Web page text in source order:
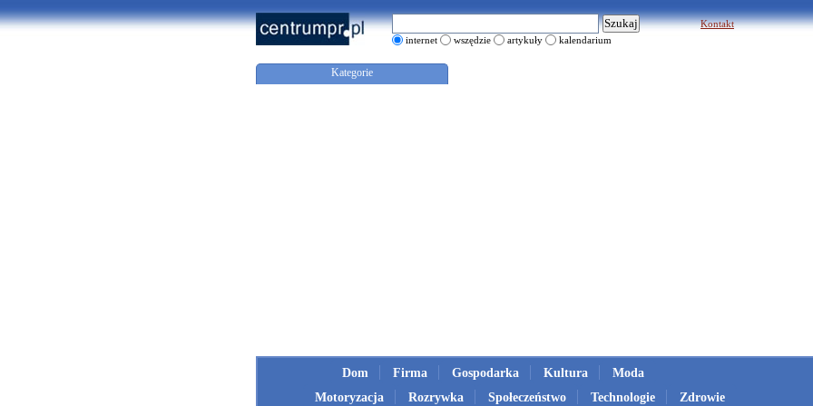
internet wszędzie artykuły kalendarium
Kontakt
Kategorie
Dom Firma Gospodarka Kultura
Moda
Motoryzacja
Rozrywka Społeczeństwo Technologie Zdrowie